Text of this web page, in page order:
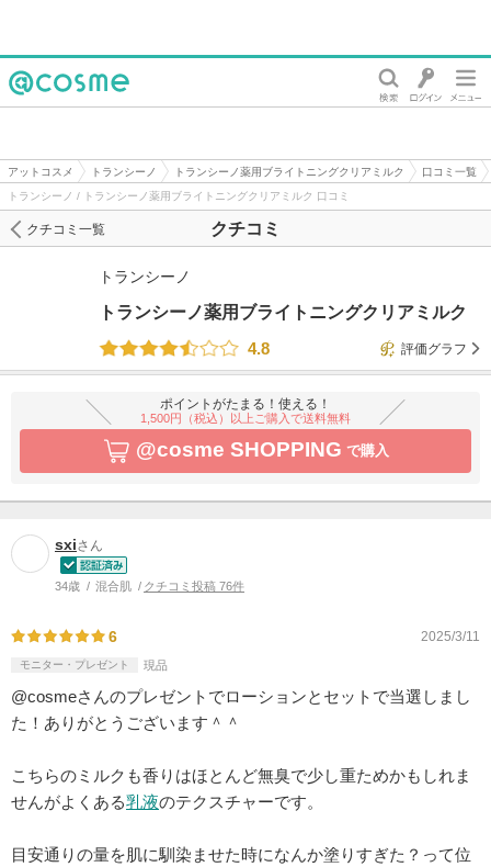
アットコスメ トランシーノ トランシーノ薬用ブライトニングクリアミルク
口コミ一覧
トランシーノ / トランシーノ薬用ブライトニングクリアミルク 口コミ
クチコミ
クチコミ一覧
トランシーノ
トランシーノ薬用ブライトニングクリアミルク
4.8
評価グラフ
ポイントがたまる！使える！
1,500円（税込）以上ご購入で送料無料
@cosme SHOPPING で購入
sxiさん
34歳 混合肌 クチコミ投稿 76件
6 2025/3/11
モニター・プレゼント 現品
@cosmeさんのプレゼントでローションとセットで当選しまし
た！ありがとうございます＾＾
こちらのミルクも香りはほとんど無臭で少し重ためかもしれま
せんがよくある乳液のテクスチャーです。
目安通りの量を肌に馴染ませた時になんか塗りすぎた？って位